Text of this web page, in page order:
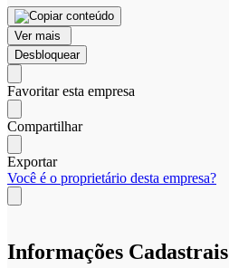
Ver mais
Desbloquear
Favoritar esta empresa
Compartilhar
Exportar
Você é o proprietário desta empresa?
Informações Cadastrais